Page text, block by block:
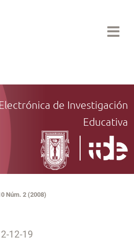
de Investigación
Educativa
Núm. 2 (2008)
12-19